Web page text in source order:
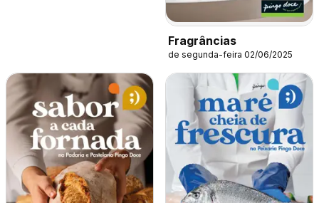
Fragrâncias
de segunda-feira 02/06/2025